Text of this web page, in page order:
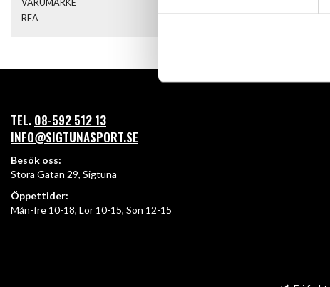
VARUMÄRKE
REA
TEL. 08-592 512 13
INFO@SIGTUNASPORT.SE
Besök oss:
Stora Gatan 29, Sigtuna
Öppettider:
Mån-fre 10-18, Lör 10-15, Sön 12-15